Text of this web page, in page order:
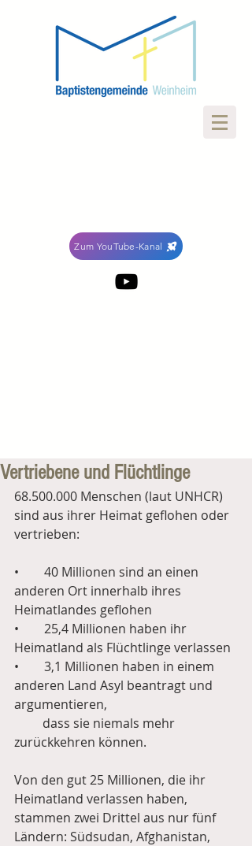
Zum YouTube-Kanal
Vertriebene und Flüchtlinge
68.500.000 Menschen (laut UNHCR)
sind aus ihrer Heimat geflohen oder
vertrieben:
•        40 Millionen sind an einen
anderen Ort innerhalb ihres
Heimatlandes geflohen
•        25,4 Millionen haben ihr
Heimatland als Flüchtlinge verlassen
•        3,1 Millionen haben in einem
anderen Land Asyl beantragt und
argumentieren,
dass sie niemals mehr
zurückkehren können.
Von den gut 25 Millionen, die ihr
Heimatland verlassen haben,
stammen zwei Drittel aus nur fünf
Ländern: Südsudan, Afghanistan,